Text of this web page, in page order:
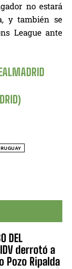
DEL
IDV derrotó a
Pozo Ripalda
no estará
y también se
League ante